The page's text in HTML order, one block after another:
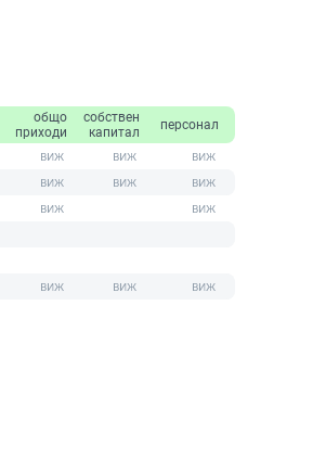
общо
приходи
собствен
капитал
персонал